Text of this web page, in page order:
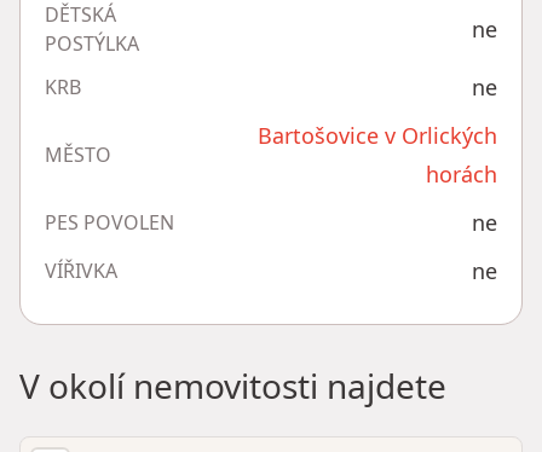
DĚTSKÁ
POSTÝLKA
ne
KRB ne
MĚSTO
Bartošovice v Orlických
horách
PES POVOLEN ne
VÍŘIVKA ne
V okolí nemovitosti najdete